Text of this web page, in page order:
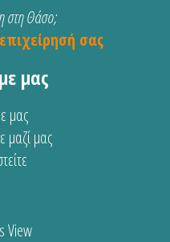
στη Θάσο;
σας
μας
μας
μαζί μας